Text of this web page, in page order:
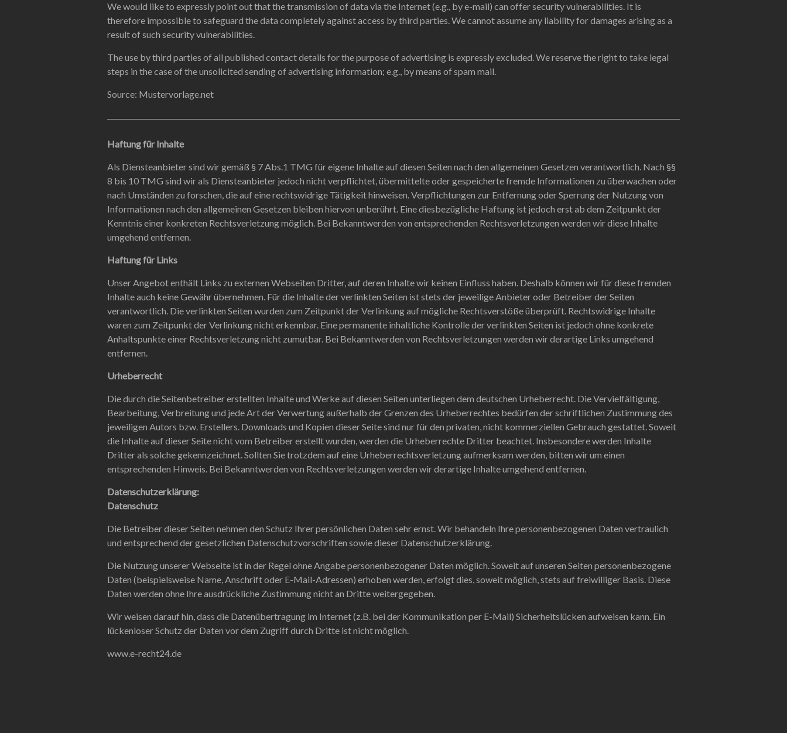
We would like to expressly point out that the transmission of data via the Internet (e.g., by e-mail) can offer security vulnerabilities. It is
therefore impossible to safeguard the data completely against access by third parties. We cannot assume any liability for damages arising as a
result of such security vulnerabilities.
The use by third parties of all published contact details for the purpose of advertising is expressly excluded. We reserve the right to take legal
steps in the case of the unsolicited sending of advertising information; e.g., by means of spam mail.
Source: Mustervorlage.net
Haftung für Inhalte
Als Diensteanbieter sind wir gemäß § 7 Abs.1 TMG für eigene Inhalte auf diesen Seiten nach den allgemeinen Gesetzen verantwortlich. Nach §§
8 bis 10 TMG sind wir als Diensteanbieter jedoch nicht verpflichtet, übermittelte oder gespeicherte fremde Informationen zu überwachen oder
nach Umständen zu forschen, die auf eine rechtswidrige Tätigkeit hinweisen. Verpflichtungen zur Entfernung oder Sperrung der Nutzung von
Informationen nach den allgemeinen Gesetzen bleiben hiervon unberührt. Eine diesbezügliche Haftung ist jedoch erst ab dem Zeitpunkt der
Kenntnis einer konkreten Rechtsverletzung möglich. Bei Bekanntwerden von entsprechenden Rechtsverletzungen werden wir diese Inhalte
umgehend entfernen.
Haftung für Links
Unser Angebot enthält Links zu externen Webseiten Dritter, auf deren Inhalte wir keinen Einfluss haben. Deshalb können wir für diese fremden
Inhalte auch keine Gewähr übernehmen. Für die Inhalte der verlinkten Seiten ist stets der jeweilige Anbieter oder Betreiber der Seiten
verantwortlich. Die verlinkten Seiten wurden zum Zeitpunkt der Verlinkung auf mögliche Rechtsverstöße überprüft. Rechtswidrige Inhalte
waren zum Zeitpunkt der Verlinkung nicht erkennbar. Eine permanente inhaltliche Kontrolle der verlinkten Seiten ist jedoch ohne konkrete
Anhaltspunkte einer Rechtsverletzung nicht zumutbar. Bei Bekanntwerden von Rechtsverletzungen werden wir derartige Links umgehend
entfernen.
Urheberrecht
Die durch die Seitenbetreiber erstellten Inhalte und Werke auf diesen Seiten unterliegen dem deutschen Urheberrecht. Die Vervielfältigung,
Bearbeitung, Verbreitung und jede Art der Verwertung außerhalb der Grenzen des Urheberrechtes bedürfen der schriftlichen Zustimmung des
jeweiligen Autors bzw. Erstellers. Downloads und Kopien dieser Seite sind nur für den privaten, nicht kommerziellen Gebrauch gestattet. Soweit
die Inhalte auf dieser Seite nicht vom Betreiber erstellt wurden, werden die Urheberrechte Dritter beachtet. Insbesondere werden Inhalte
Dritter als solche gekennzeichnet. Sollten Sie trotzdem auf eine Urheberrechtsverletzung aufmerksam werden, bitten wir um einen
entsprechenden Hinweis. Bei Bekanntwerden von Rechtsverletzungen werden wir derartige Inhalte umgehend entfernen.
Datenschutzerklärung:
Datenschutz
Die Betreiber dieser Seiten nehmen den Schutz Ihrer persönlichen Daten sehr ernst. Wir behandeln Ihre personenbezogenen Daten vertraulich
und entsprechend der gesetzlichen Datenschutzvorschriften sowie dieser Datenschutzerklärung.
Die Nutzung unserer Webseite ist in der Regel ohne Angabe personenbezogener Daten möglich. Soweit auf unseren Seiten personenbezogene
Daten (beispielsweise Name, Anschrift oder E-Mail-Adressen) erhoben werden, erfolgt dies, soweit möglich, stets auf freiwilliger Basis. Diese
Daten werden ohne Ihre ausdrückliche Zustimmung nicht an Dritte weitergegeben.
Wir weisen darauf hin, dass die Datenübertragung im Internet (z.B. bei der Kommunikation per E-Mail) Sicherheitslücken aufweisen kann. Ein
lückenloser Schutz der Daten vor dem Zugriff durch Dritte ist nicht möglich.
www.e-recht24.de